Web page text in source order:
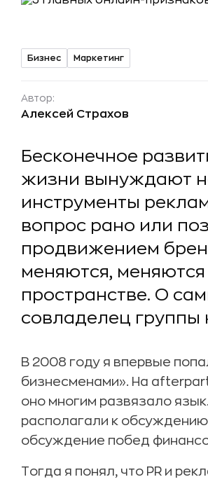
Бизнес Маркетинг
Автор:
Алексей Страхов
Бесконечное
жизни вынуждают
инструменты
вопрос рано или
продвижением
меняются,
пространстве. О
совладелец группы
В 2008 году я впервые
бизнесменами». На
оно многим развязало
располагали к
обсуждение побед
Тогда я понял, что PR и